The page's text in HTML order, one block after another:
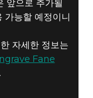
앞으로 추가될
능할 예정이니
자세한 정보는
Fane